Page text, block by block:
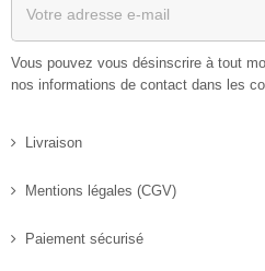
Vous pouvez vous désinscrire à tout
nos informations de contact dans les
Livraison
Mentions légales (CGV)
Paiement sécurisé